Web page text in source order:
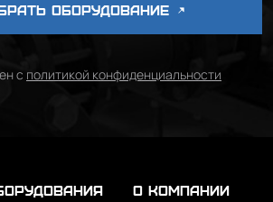
ОБОРУДОВАНИЕ
с политикой конфиденциальности
о компании